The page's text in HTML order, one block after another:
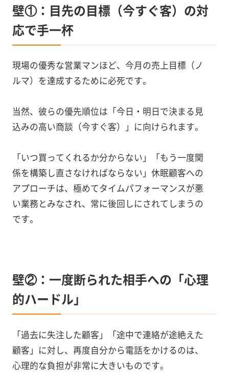
壁①：目先の目標（今すぐ客）の対
応で手一杯
現場の優秀な営業マンほど、今月の売上目標（ノ
ルマ）を達成するために必死です。
当然、彼らの優先順位は「今日・明日で決まる見
込みの高い商談（今すぐ客）」に向けられます。
「いつ買ってくれるか分からない」「もう一度関
係を構築し直さなければならない」休眠顧客への
アプローチは、極めてタイムパフォーマンスが悪
い業務とみなされ、常に後回しにされてしまうの
です。
壁②：一度断られた相手への「心理
的ハードル」
「過去に失注した顧客」「途中で連絡が途絶えた
顧客」に対し、再度自分から電話をかけるのは、
心理的な負担が非常に大きいものです。